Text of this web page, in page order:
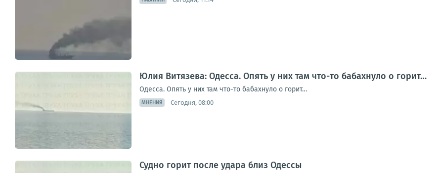
Юлия Витязева: Одесса. Опять у них там что-то бабахнуло о горит…
Одесса. Опять у них там что-то бабахнуло о горит…
МНЕНИЯ Сегодня, 08:00
Судно горит после удара близ Одессы